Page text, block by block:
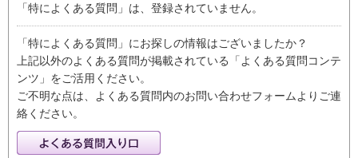
「特によくある質問」は、登録されていません。
「特によくある質問」にお探しの情報はございましたか？
上記以外のよくある質問が掲載されている「よくある質問コンテ
ンツ」をご活用ください。
ご不明な点は、よくある質問内のお問い合わせフォームよりご連
絡ください。